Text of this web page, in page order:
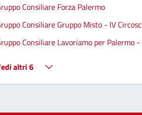
Consiliare Forza Palermo
Consiliare Gruppo Misto - IV
Consiliare Lavoriamo per Palermo
altri 6